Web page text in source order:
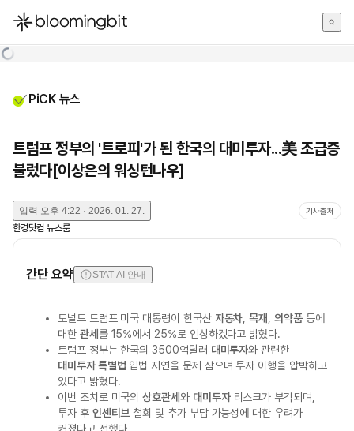
한국어
PiCK 뉴스
트럼프 정부의 '트로피'가 된 한국의 대미투자...美 조급증
불렀다[이상은의 워싱턴나우]
입력 오후 4:22 · 2026. 01. 27. 기사출처
한경닷컴 뉴스룸
간단 요약 STAT AI 안내
도널드 트럼프 미국 대통령이 한국산 자동차 ,목재 ,의약품등에
대한 관세 를 15%에서 25%로 인상하겠다고 밝혔다.
트럼프 정부는 한국의 3500억달러 대미투자와 관련한
대미투자 특별법 입법 지연을 문제 삼으며 투자 이행을 압박하고
있다고 밝혔다.
이번 조치로 미국의상호관세 와 대미투자리스크가 부각되며,
투자 후 인센티브 철회 및 추가 부담 가능성에 대한 우려가